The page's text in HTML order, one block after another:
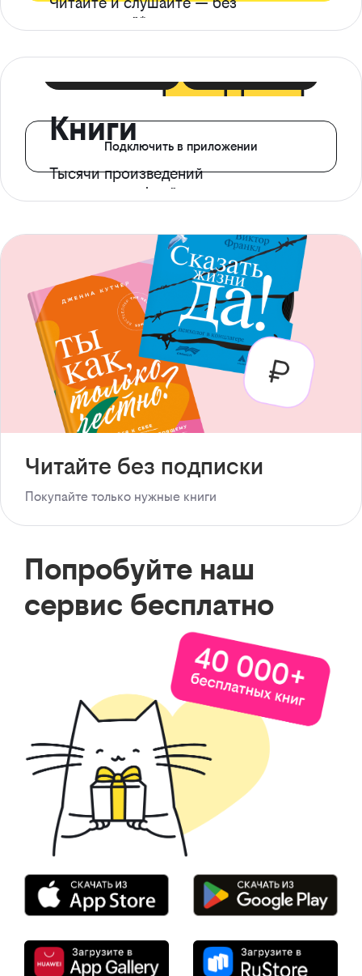
ограничений*
Книги
Тысячи произведений
с доступом офлайн
Подключить в приложении
Читайте без подписки
Покупайте только нужные книги
Попробуйте наш
сервис бесплатно